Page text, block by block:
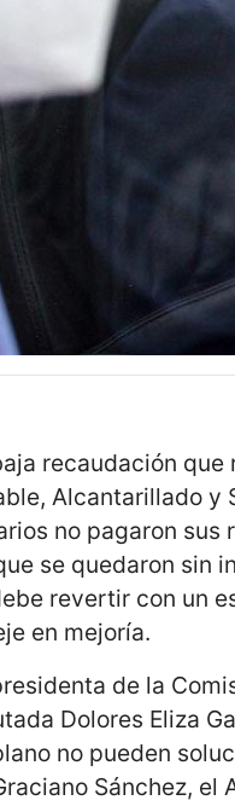
recaudación
Alcantarillado y
no pagaron sus
se quedaron sin
revertir con un
en mejoría.
de la
Dolores Eliza
no pueden
Sánchez, el